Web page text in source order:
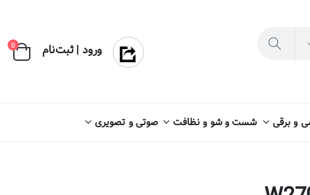
ورود | ثبت‌نام 0
و برقی شست و شو و نظافت صوتی و تصویری